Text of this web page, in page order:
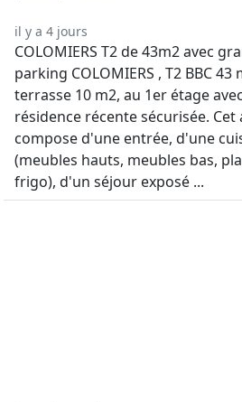
il y a 4 jours
COLOMIERS T2 de 43m2 avec
parking COLOMIERS , T2 BBC
terrasse 10 m2, au 1er étage
résidence récente sécurisée.
compose d'une entrée, d'une
(meubles hauts, meubles bas,
frigo), d'un séjour exposé ...